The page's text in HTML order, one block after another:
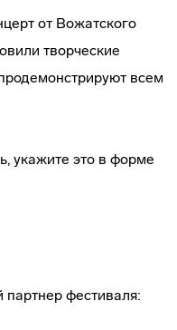
от Вожатского
творческие
всем
укажите это в форме
фестиваля: